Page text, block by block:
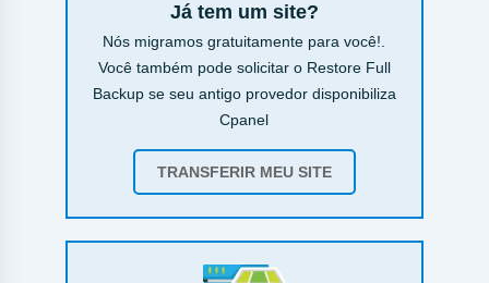
Já tem um site?
Nós migramos gratuitamente para você!.
Você também pode solicitar o Restore Full
Backup se seu antigo provedor disponibiliza
Cpanel
TRANSFERIR MEU SITE